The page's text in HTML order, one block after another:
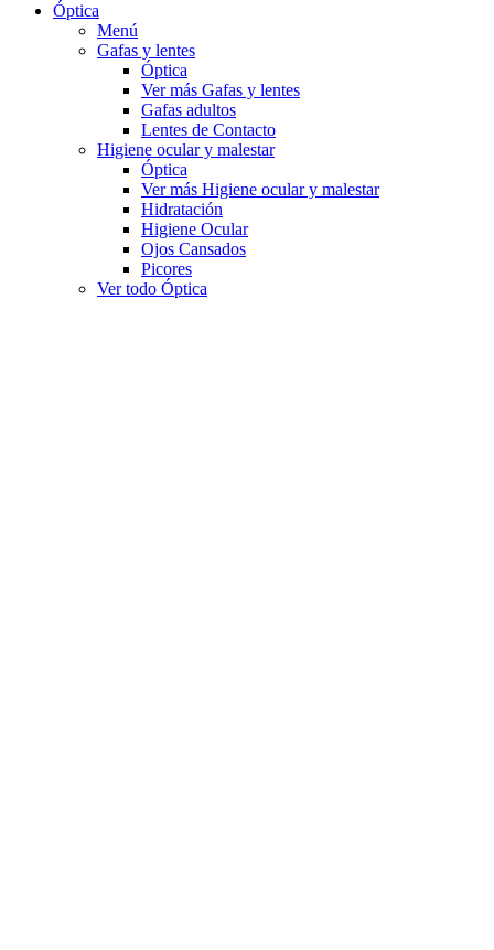
Óptica
Menú
Gafas y lentes
Óptica
Ver más Gafas y lentes
Gafas adultos
Lentes de Contacto
Higiene ocular y malestar
Óptica
Ver más Higiene ocular y malestar
Hidratación
Higiene Ocular
Ojos Cansados
Picores
Ver todo Óptica